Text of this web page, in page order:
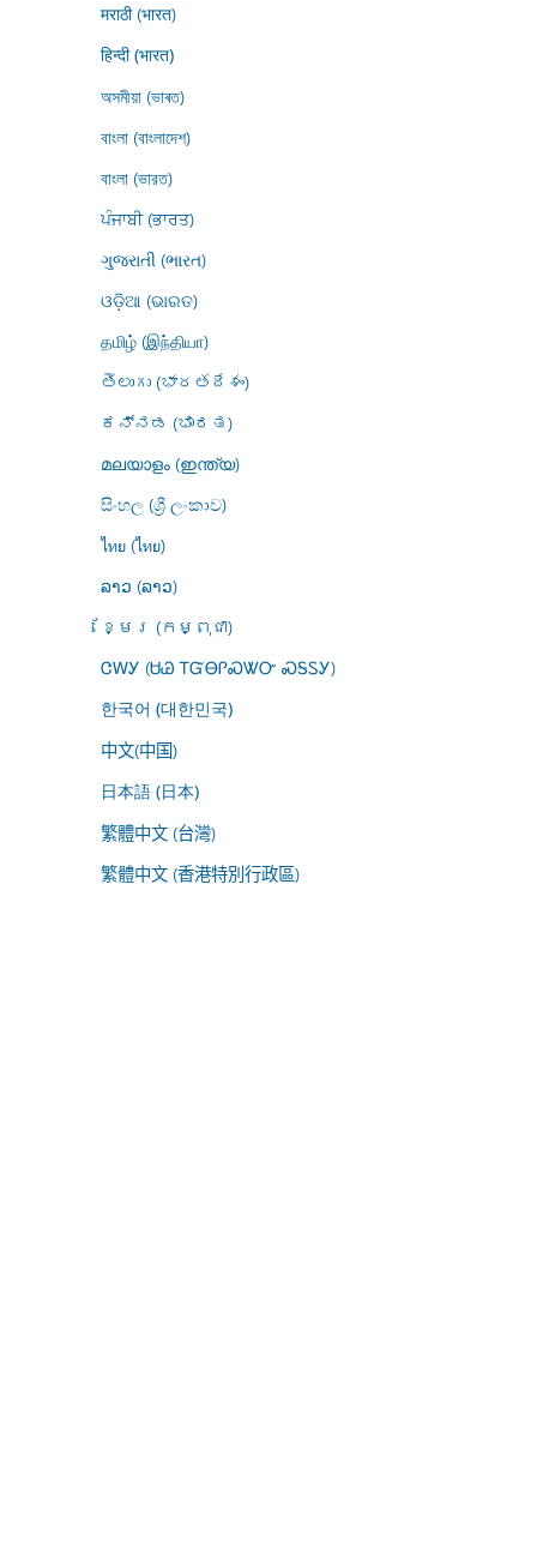
मराठी (भारत)
हिन्दी (भारत)
অসমীয়া (ভাৰত)
বাংলা (বাংলাদেশ)
বাংলা (ভারত)
ਪੰਜਾਬੀ (ਭਾਰਤ)
ગુજરાતી (ભારત)
ଓଡ଼ିଆ (ଭାରତ)
தமிழ் (இந்தியா)
తెలుగు (భారతదేశం)
ಕನ್ನಡ (ಭಾರತ)
മലയാളം (ഇന്ത്യ)
සිංහල (ශ්‍රී ලංකාව)
ไทย (ไทย)
ລາວ (ລາວ)
ខ្មែរ (កម្ពុជា)
ᏣᎳᎩ (ᏌᏊ ᎢᏳᎾᎵᏍᏔᏅ ᏍᎦᏚᎩ)
한국어 (대한민국)
中文(中国)
日本語 (日本)
繁體中文 (台灣)
繁體中文 (香港特別行政區)